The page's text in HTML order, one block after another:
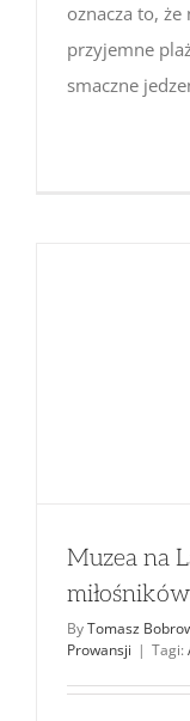
oznacza to,
przyjemne
smaczne
Muzea na
ByTomasz
Prowansji | Tagi: